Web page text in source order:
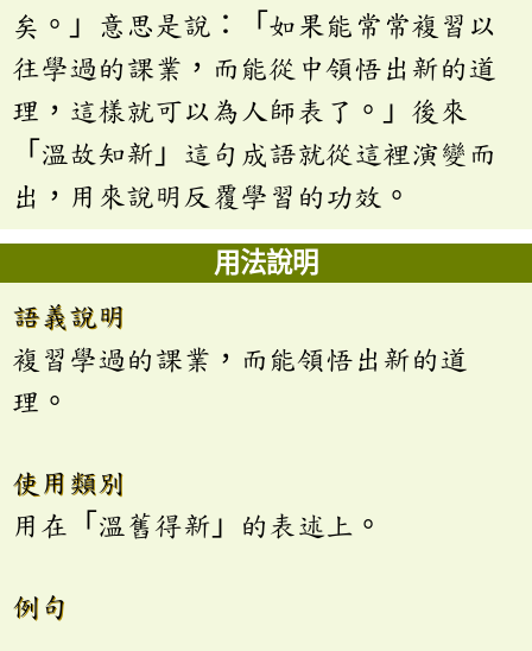
矣。」意思是說：「如果能常常複習以
往學過的課業，而能從中領悟出新的道
理，這樣就可以為人師表了。」後來
「溫故知新」這句成語就從這裡演變而
出，用來說明反覆學習的功效。
用法說明
語義說明
複習學過的課業，而能領悟出新的道
理。
使用類別
用在「溫舊得新」的表述上。
例句